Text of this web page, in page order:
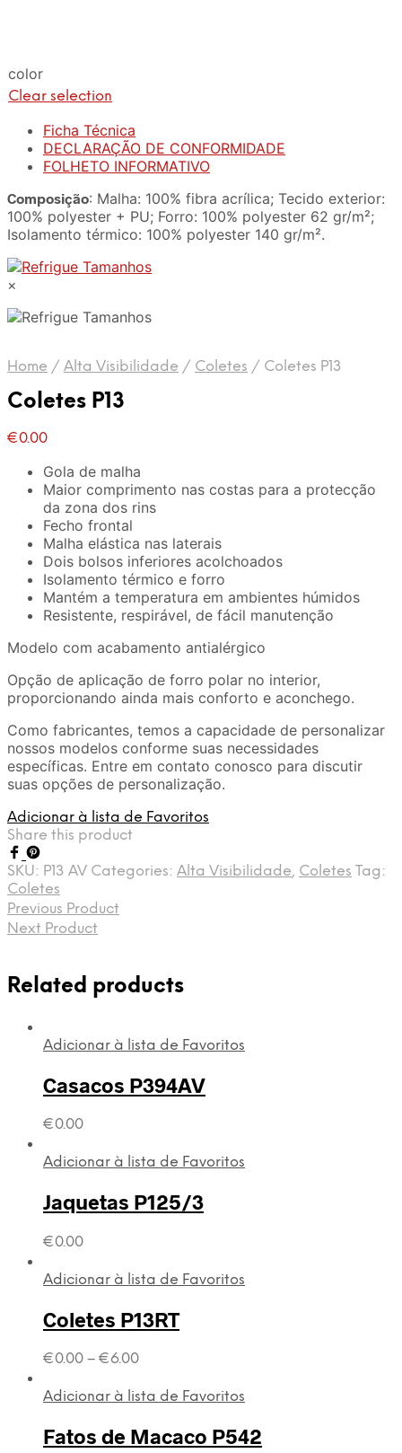
color
Clear selection
Ficha Técnica
DECLARAÇÃO DE CONFORMIDADE
FOLHETO INFORMATIVO
Composição: Malha: 100% fibra acrílica; Tecido exterior:
100% polyester + PU; Forro: 100% polyester 62 gr/m²;
Isolamento térmico: 100% polyester 140 gr/m².
×
Home / Alta Visibilidade / Coletes / Coletes P13
Coletes P13
€0.00
Gola de malha
Maior comprimento nas costas para a protecção
da zona dos rins
Fecho frontal
Malha elástica nas laterais
Dois bolsos inferiores acolchoados
Isolamento térmico e forro
Mantém a temperatura em ambientes húmidos
Resistente, respirável, de fácil manutenção
Modelo com acabamento antialérgico
Opção de aplicação de forro polar no interior,
proporcionando ainda mais conforto e aconchego.
Como fabricantes, temos a capacidade de personalizar
nossos modelos conforme suas necessidades
específicas. Entre em contato conosco para discutir
suas opções de personalização.
Adicionar à lista de Favoritos
Share this product
SKU: P13 AV Categories: Alta Visibilidade, Coletes Tag:
Coletes
Previous Product
Next Product
Related products
Adicionar à lista de Favoritos
Casacos P394AV
€0.00
Adicionar à lista de Favoritos
Jaquetas P125/3
€0.00
Adicionar à lista de Favoritos
Coletes P13RT
€0.00 – €6.00
Adicionar à lista de Favoritos
Fatos de Macaco P542